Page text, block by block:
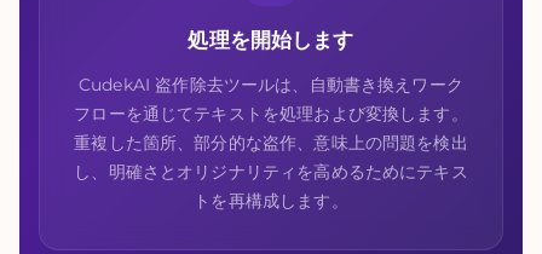
処理を開始します
CudekAI 盗作除去ツールは、自動書き換えワーク
フローを通じてテキストを処理および変換します。
重複した箇所、部分的な盗作、意味上の問題を検出
し、明確さとオリジナリティを高めるためにテキス
トを再構成します。